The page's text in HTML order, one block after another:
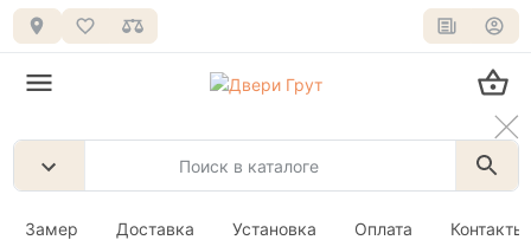
Замер Доставка Установка Оплата Контакты